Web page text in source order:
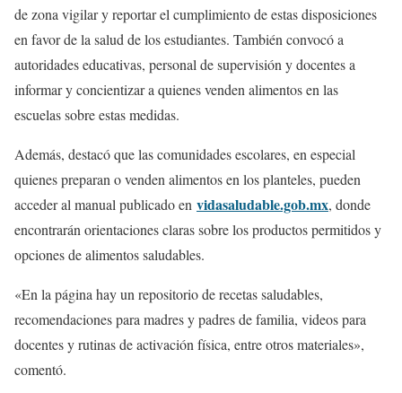
de zona vigilar y reportar el cumplimiento de estas disposiciones
en favor de la salud de los estudiantes. También convocó a
autoridades educativas, personal de supervisión y docentes a
informar y concientizar a quienes venden alimentos en las
escuelas sobre estas medidas.
Además, destacó que las comunidades escolares, en especial
quienes preparan o venden alimentos en los planteles, pueden
acceder al manual publicado en vidasaludable.gob.mx, donde
encontrarán orientaciones claras sobre los productos permitidos y
opciones de alimentos saludables.
«En la página hay un repositorio de recetas saludables,
recomendaciones para madres y padres de familia, videos para
docentes y rutinas de activación física, entre otros materiales»,
comentó.